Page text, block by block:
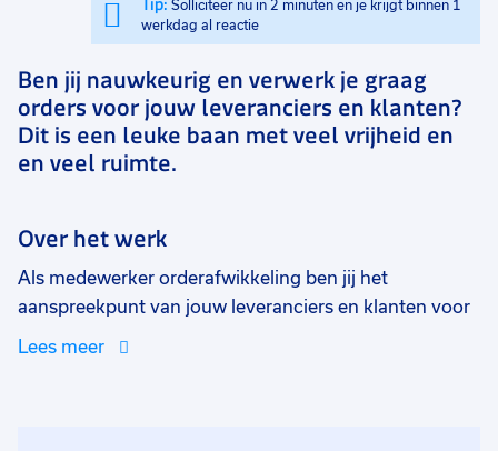
Solliciteer nu in 2 minuten en je krijgt binnen 1
werkdag al reactie
Ben jij nauwkeurig en verwerk je graag
orders voor jouw leveranciers en klanten?
Dit is een leuke baan met veel vrijheid en
en veel ruimte.
Over het werk
Als medewerker orderafwikkeling ben jij het
aanspreekpunt van jouw leveranciers en klanten voor
orders. Je bent werkzaam op één van de 3 locaties van
Lees meer